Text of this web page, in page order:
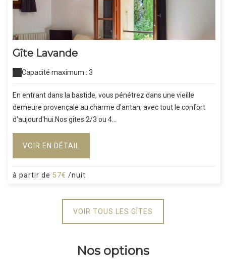
Gîte Lavande
Capacité maximum : 3
En entrant dans la bastide, vous pénétrez dans une vieille
demeure provençale au charme d'antan, avec tout le confort
d'aujourd'hui.Nos gîtes 2/3 ou 4...
VOIR EN DÉTAIL
à partir de 57€ /nuit
VOIR TOUS LES GÎTES
Nos options